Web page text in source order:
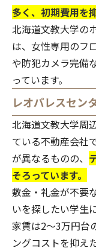
多く、初期費用を
北海道文教大学の
は、女性専用のフ
や防犯カメラ完備
っています。
レオパレスセン
北海道文教大学周
ている不動産会社
が異なるものの、
そろっています。
敷金・礼金が不要
いを探したい学生
家賃は2〜3万円台
ングコストを抑え